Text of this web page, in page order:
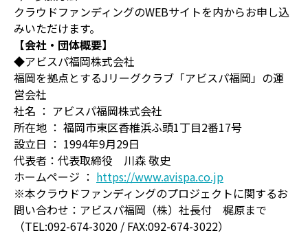
クラウドファンディングのWEBサイトを内からお申し込
みいただけます。
【会社・団体概要】
◆アビスパ福岡株式会社
福岡を拠点とするJリーグクラブ「アビスパ福岡」の運
営会社
社名 ： アビスパ福岡株式会社
所在地 ： 福岡市東区香椎浜ふ頭1丁目2番17号
設立日 ： 1994年9月29日
代表者：代表取締役 川森 敬史
ホームページ ： https://www.avispa.co.jp
※本クラウドファンディングのプロジェクトに関するお
問い合わせ：アビスパ福岡（株）社長付 梶原まで
（TEL:092-674-3020 / FAX:092-674-3022）